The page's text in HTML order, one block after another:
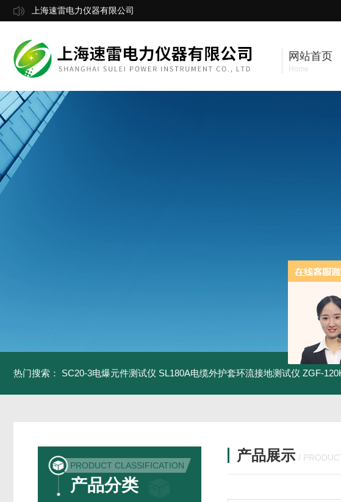
上海速雷电力仪器有限公司
网站首页
Home
热门搜索： SC20-3电爆元件测试仪 SL180A电缆外护套环流接地测试仪 ZGF-
PRODUCT CLASSIFICATION
产品分类
产品展示 /